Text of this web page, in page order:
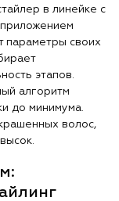
в линейке с
параметры своих
этапов.
алгоритм
до минимума.
волос,